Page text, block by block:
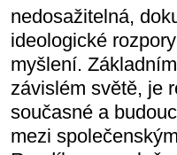
nedosažitelná,
ideologické
myšlení.
závislém světě, je
současné a
mezi